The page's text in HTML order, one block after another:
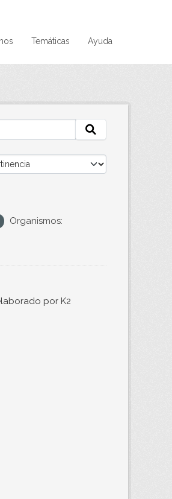
Temáticas Ayuda
Organismos:
por K2